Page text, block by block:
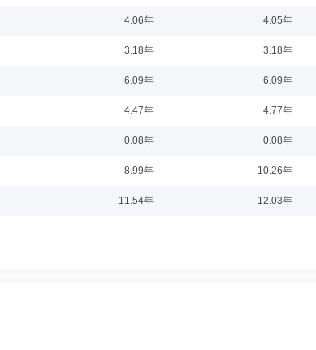
。兼任法巴海外投资基金管理（上海）有限公司董事，海富产业投资
官,投资决策委员会成员 任职日期：2017-09-
海分公司研究部总经理助理、南方证券研究所综合管理部副经理，华
有限公司董事、副总经理。2007年8月加入华宝兴业基金管理有限公
有限公司董事长。
任上海轮胎橡胶机械模具有限公司总会计师，上海三毛纺织股份有
任兼秘书长。兼任上海市商业会计学会副秘书长、证券市场工委主
证券股份有限公司经纪业务事业部执行总经理，招商基金管理有限公
4.06年 4.05年
3.18年 3.18年
6.09年 6.09年
4.47年 4.77年
0.08年 0.08年
8.99年 10.26年
11.54年 12.03年